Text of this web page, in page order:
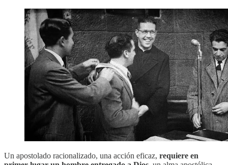
Un apostolado racionalizado, una acción eficaz, requiere en